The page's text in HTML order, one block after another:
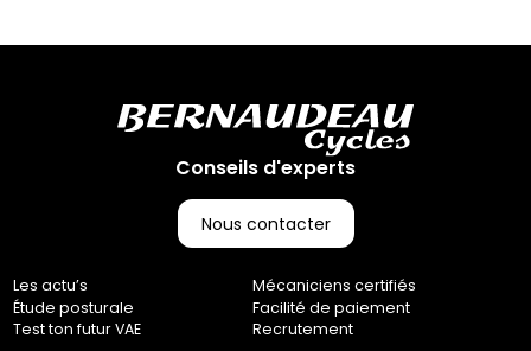
Conseils d'experts
Nous contacter
Les actu’s
Mécaniciens certifiés
Étude posturale
Facilité de paiement
Test ton futur VAE
Recrutement